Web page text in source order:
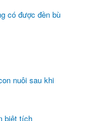
có được đền bù
nuôi sau khi
biệt tích